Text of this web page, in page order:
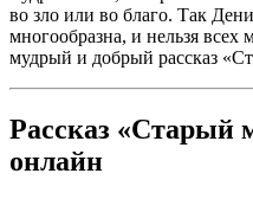
во зло или во благо. Так
многообразна, и нельзя
мудрый и добрый рассказ
Рассказ «Старый
онлайн